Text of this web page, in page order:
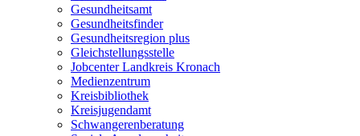
Gesundheitsamt
Gesundheitsfinder
Gesundheitsregion plus
Gleichstellungsstelle
Jobcenter Landkreis Kronach
Medienzentrum
Kreisbibliothek
Kreisjugendamt
Schwangerenberatung